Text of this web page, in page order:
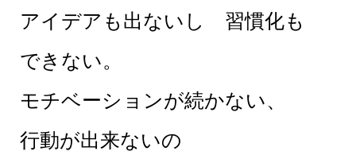
アイデアも出ないし 習慣化も
できない。
モチベーションが続かない、
行動が出来ないの